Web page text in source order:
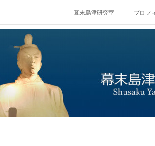
幕末島津研究室 プロフ